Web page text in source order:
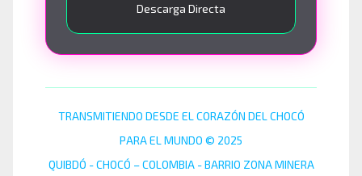
Descarga Directa
TRANSMITIENDO DESDE EL CORAZÓN DEL CHOCÓ
PARA EL MUNDO © 2025
QUIBDÓ - CHOCÓ – COLOMBIA - BARRIO ZONA MINERA